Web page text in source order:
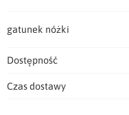
gatunek nóżki
Dostępność
Czas dostawy